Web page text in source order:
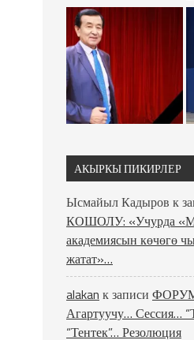
АКЫРКЫ ПИКИРЛЕР
Ысмайыл Кадыров к
КОШОЛУ: «Учурда
академиясын көчөгө
жатат»…
alakan к записи
Агартуучу… Сессия…
“Тентек”… Резолюция